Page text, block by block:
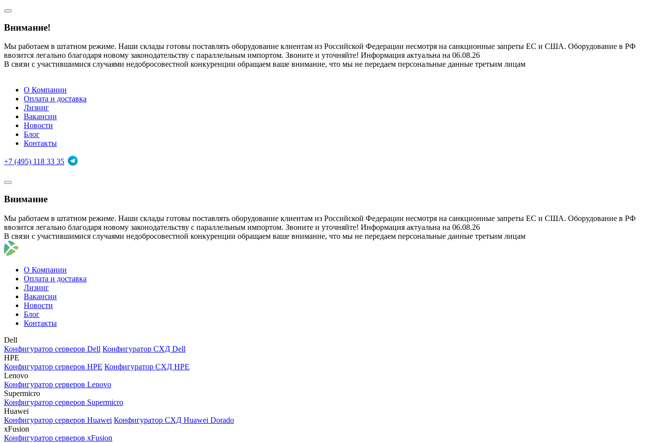
Внимание!
Мы работаем в штатном режиме. Наши склады готовы поставлять оборудование клиентам из Российской Федерации несмотря на санкционные запреты ЕС и США. Оборудование в РФ
ввозится легально благодаря новому законодательству с параллельным импортом. Звоните и уточняйте! Информация актуальна на 06.08.26
В связи с участившимися случаями недобросовестной конкуренции обращаем ваше внимание, что мы не передаем персональные данные третьим лицам
О Компании
Оплата и доставка
Лизинг
Вакансии
Новости
Блог
Контакты
+7 (495) 118 33 35
Внимание
Мы работаем в штатном режиме. Наши склады готовы поставлять оборудование клиентам из Российской Федерации несмотря на санкционные запреты ЕС и США. Оборудование в РФ
ввозится легально благодаря новому законодательству с параллельным импортом. Звоните и уточняйте! Информация актуальна на 06.08.26
В связи с участившимися случаями недобросовестной конкуренции обращаем ваше внимание, что мы не передаем персональные данные третьим лицам
О Компании
Оплата и доставка
Лизинг
Вакансии
Новости
Блог
Контакты
Dell
Конфигуратор серверов Dell Конфигуратор СХД Dell
HPE
Конфигуратор серверов HPE Конфигуратор СХД HPE
Lenovo
Конфигуратор серверов Lenovo
Supermicro
Конфигуратор серверов Supermicro
Huawei
Конфигуратор серверов Huawei Конфигуратор СХД Huawei Dorado
xFusion
Конфигуратор серверов xFusion